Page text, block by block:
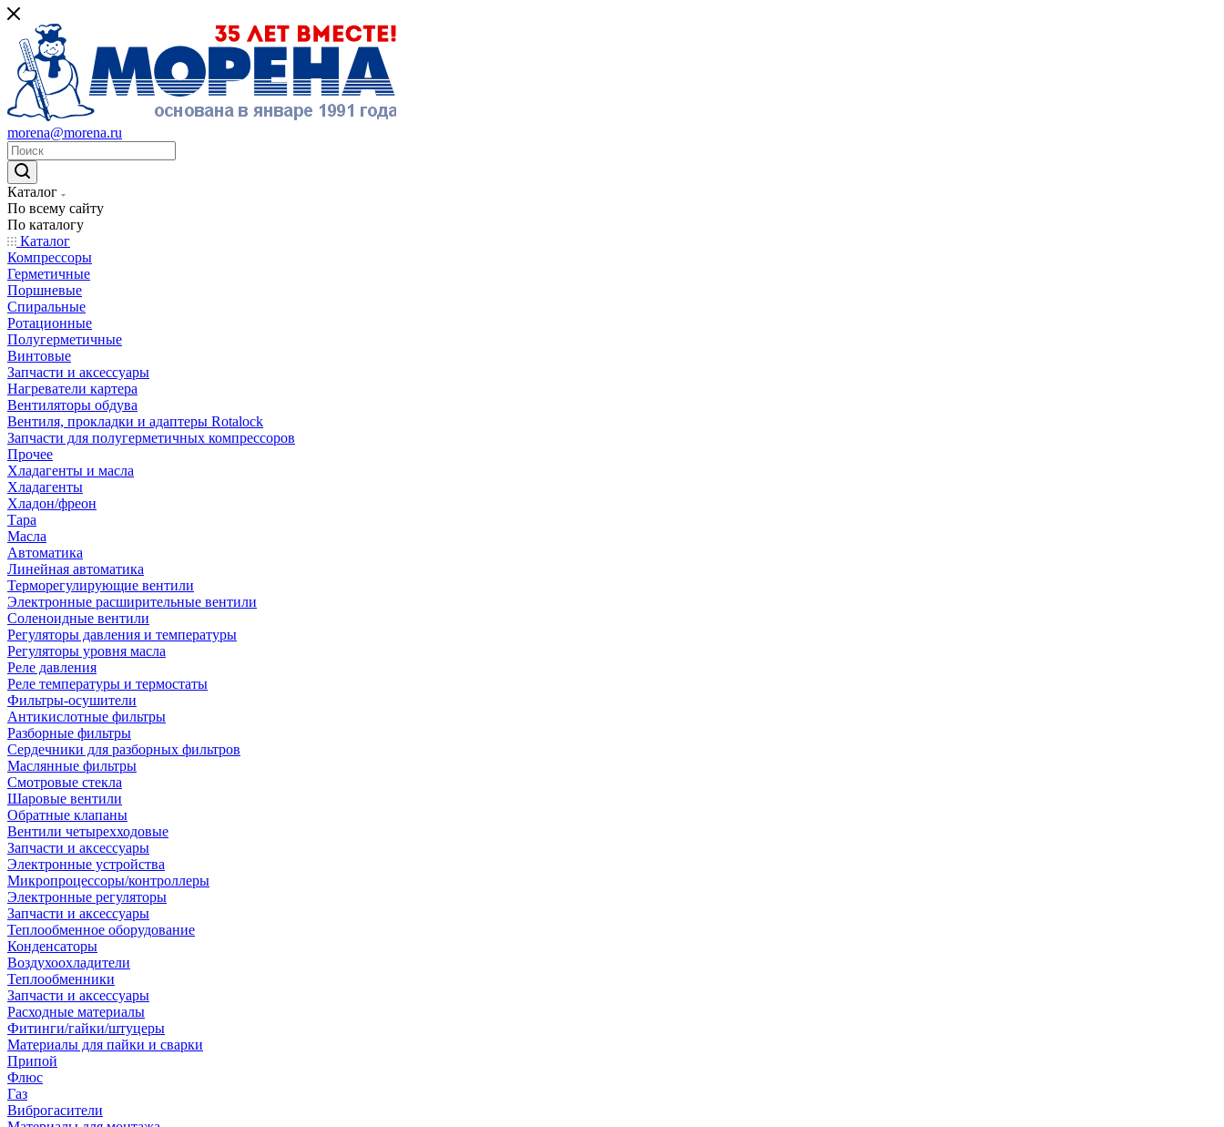
morena@morena.ru
Каталог
По всему сайту
По каталогу
Каталог
Компрессоры
Герметичные
Поршневые
Спиральные
Ротационные
Полугерметичные
Винтовые
Запчасти и аксессуары
Нагреватели картера
Вентиляторы обдува
Вентиля, прокладки и адаптеры Rotalock
Запчасти для полугерметичных компрессоров
Прочее
Хладагенты и масла
Хладагенты
Хладон/фреон
Тара
Масла
Автоматика
Линейная автоматика
Терморегулирующие вентили
Электронные расширительные вентили
Соленоидные вентили
Регуляторы давления и температуры
Регуляторы уровня масла
Реле давления
Реле температуры и термостаты
Фильтры-осушители
Антикислотные фильтры
Разборные фильтры
Сердечники для разборных фильтров
Маслянные фильтры
Смотровые стекла
Шаровые вентили
Обратные клапаны
Вентили четырехходовые
Запчасти и аксессуары
Электронные устройства
Микропроцессоры/контроллеры
Электронные регуляторы
Запчасти и аксессуары
Теплообменное оборудование
Конденсаторы
Воздухоохладители
Теплообменники
Запчасти и аксессуары
Расходные материалы
Фитинги/гайки/штуцеры
Материалы для пайки и сварки
Припой
Флюс
Газ
Виброгасители